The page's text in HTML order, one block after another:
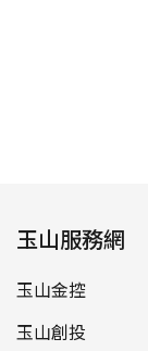
玉山服務網
玉山金控
玉山創投